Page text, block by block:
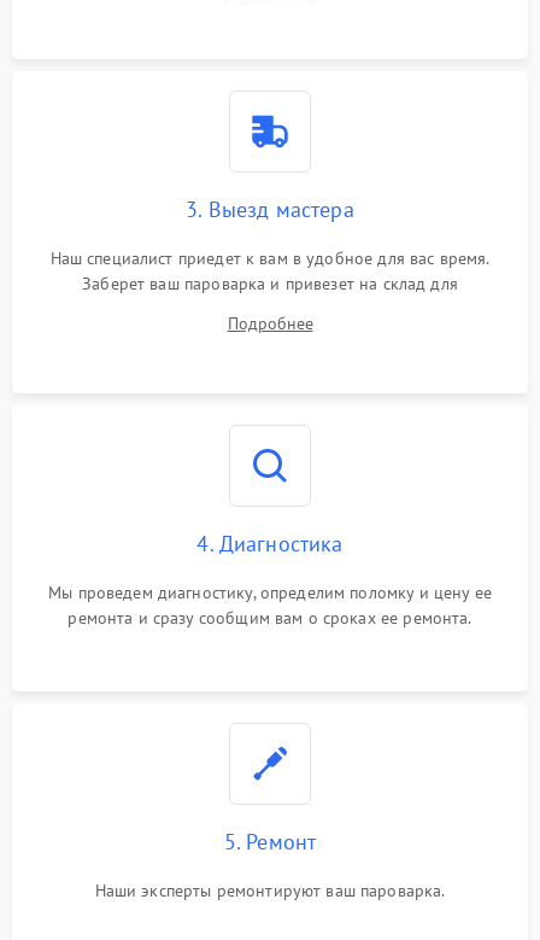
3. Выезд мастера
Наш специалист приедет к вам в удобное для вас время.
Заберет ваш пароварка и привезет на склад для
Подробнее
4. Диагностика
Мы проведем диагностику, определим поломку и цену ее
ремонта и сразу сообщим вам о сроках ее ремонта.
5. Ремонт
Наши эксперты ремонтируют ваш пароварка.